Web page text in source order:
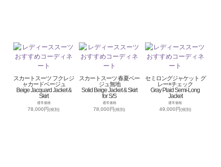
スカートスーツ フクレジ
ャカードベージュ
Beige Jacquard Jacket &
Skirt
通常価格
78,000円(税別)
スカートスーツ 春夏ベー
ジュ無地
Solid Beige Jacket & Skirt
for S/S
通常価格
78,000円(税別)
セミロングジャケット グ
レー×チェック
Gray Plaid Semi-Long
Jacket
通常価格
49,000円(税別)